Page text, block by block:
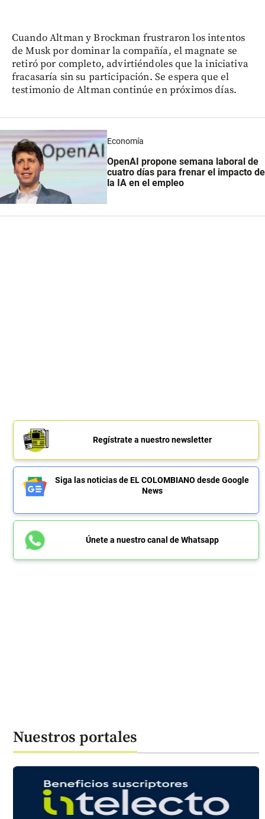
Cuando Altman y Brockman frustraron los intentos
de Musk por dominar la compañía, el magnate se
retiró por completo, advirtiéndoles que la iniciativa
fracasaría sin su participación. Se espera que el
testimonio de Altman continúe en próximos días.
Economía
OpenAI propone semana laboral de
cuatro días para frenar el impacto de
la IA en el empleo
Regístrate a nuestro newsletter
Siga las noticias de EL COLOMBIANO desde Google
News
Únete a nuestro canal de Whatsapp
Nuestros portales